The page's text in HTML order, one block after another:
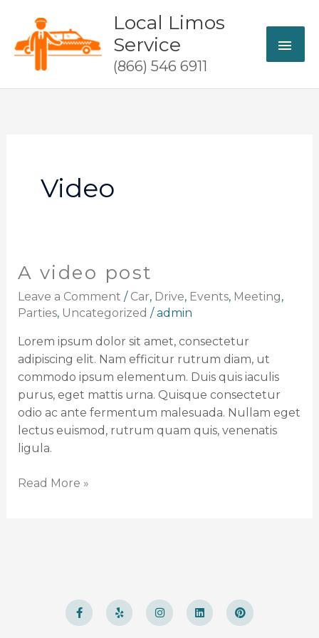
content
Local Limos
Service
(866) 546 6911
Video
A video post
Leave a Comment / Car, Drive, Events, Meeting,
Parties, Uncategorized /admin
Lorem ipsum dolor sit amet, consectetur
adipiscing elit. Nam efficitur rutrum diam, ut
commodo ipsum elementum. Duis quis iaculis
purus, eget mattis urna. Quisque consectetur
odio ac ante fermentum malesuada. Nullam eget
lectus euismod, rutrum quam quis, venenatis
ligula.
A
post
Read More »
F
a
c
e
Y
e
l
p
I
n
s
t
L
i
n
k
P
i
n
t